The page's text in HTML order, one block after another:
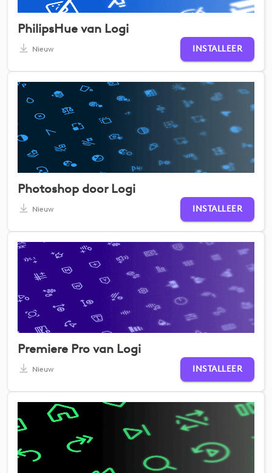
PhilipsHue van Logi
Nieuw INSTALLEER
Photoshop door Logi
Nieuw INSTALLEER
Premiere Pro van Logi
Nieuw INSTALLEER